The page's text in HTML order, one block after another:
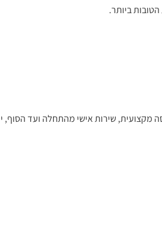
מקצועית, שירות אישי מהתחלה ועד הסוף,